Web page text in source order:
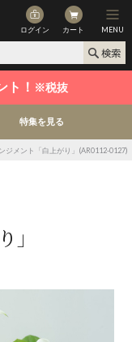
ログイン カート MENU
ト！ ※税抜
特集を見る
ジメント「白上がり」(AR0112-0127)
」